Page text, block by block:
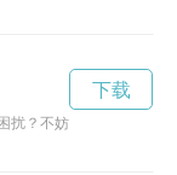
扰？不妨试试一下
下载